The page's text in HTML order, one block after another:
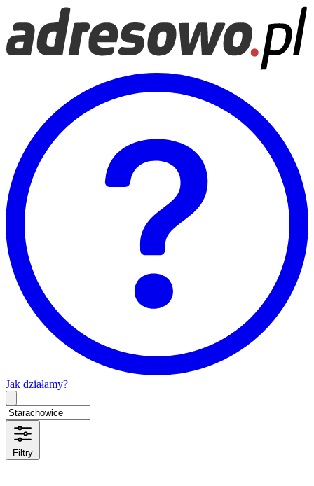
Jak działamy?
Filtry